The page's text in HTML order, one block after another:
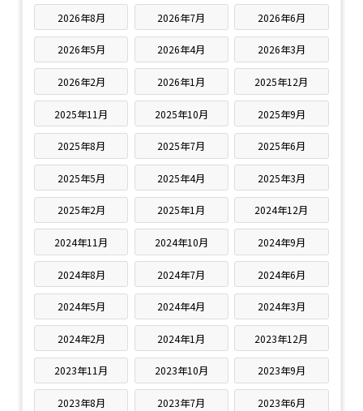
2026年8月 2026年7月 2026年6月
2026年5月 2026年4月 2026年3月
2026年2月 2026年1月 2025年12月
2025年11月 2025年10月 2025年9月
2025年8月 2025年7月 2025年6月
2025年5月 2025年4月 2025年3月
2025年2月 2025年1月 2024年12月
2024年11月 2024年10月 2024年9月
2024年8月 2024年7月 2024年6月
2024年5月 2024年4月 2024年3月
2024年2月 2024年1月 2023年12月
2023年11月 2023年10月 2023年9月
2023年8月 2023年7月 2023年6月